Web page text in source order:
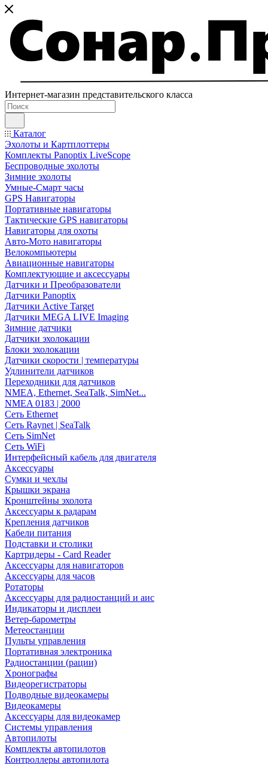
Интернет-магазин представительского класса
Каталог
Эхолоты и Картплоттеры
Комплекты Panoptix LiveScope
Беспроводные эхолоты
Зимние эхолоты
Умные-Смарт часы
GPS Навигаторы
Портативные навигаторы
Тактические GPS навигаторы
Навигаторы для охоты
Авто-Мото навигаторы
Велокомпьютеры
Авиационные навигаторы
Комплектующие и аксессуары
Датчики и Преобразователи
Датчики Panoptix
Датчики Active Target
Датчики MEGA LIVE Imaging
Зимние датчики
Датчики эхолокации
Блоки эхолокации
Датчики скорости | температуры
Удлинители датчиков
Переходники для датчиков
NMEA, Ethernet, SeaTalk, SimNet...
NMEA 0183 | 2000
Сеть Ethernet
Сеть Raynet | SeaTalk
Сеть SimNet
Сеть WiFi
Интерфейсный кабель для двигателя
Аксессуары
Сумки и чехлы
Крышки экрана
Кронштейны эхолота
Аксессуары к радарам
Крепления датчиков
Кабели питания
Подставки и столики
Картридеры - Card Reader
Аксессуары для навигаторов
Аксессуары для часов
Ротаторы
Аксессуары для радиостанций и аис
Индикаторы и дисплеи
Ветер-барометры
Метеостанции
Пульты управления
Портативная электроника
Радиостанции (рации)
Хронографы
Видеорегистраторы
Подводные видеокамеры
Видеокамеры
Аксессуары для видеокамер
Системы управления
Автопилоты
Комплекты автопилотов
Контроллеры автопилота